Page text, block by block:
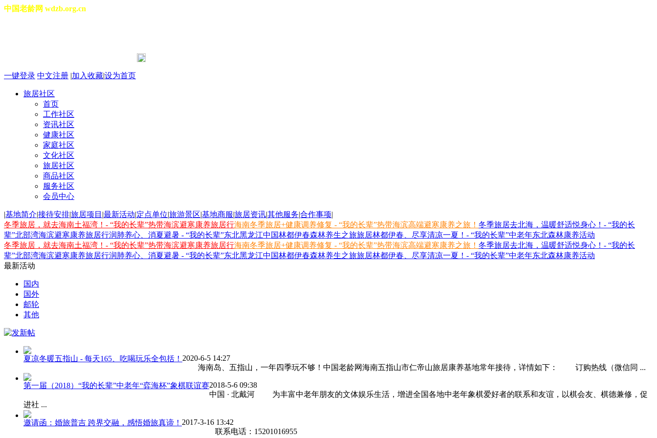
中国老龄网 wdzb.org.cn
一键登录 中文注册 |加入收藏|设为首页
旅居社区
首页
工作社区
资讯社区
健康社区
家庭社区
文化社区
旅居社区
商品社区
服务社区
会员中心
|基地简介|接待安排|旅居项目 |最新活动|定点单位|旅游景区|基地商服|旅居资讯|其他服务|合作事项|
冬季旅居，就去海南土福湾！- “我的长辈”热带海滨避寒康养旅居行海南冬季旅居+健康调养修复 - “我的长辈”热带海滨高端避寒康养之旅！ 冬季旅居去北海，温暖舒适悦身心！- “我的长
辈”北部湾海滨避寒康养旅居行润肺养心、消夏避暑 - “我的长辈”东北黑龙江中国林都伊春森林养生之旅旅居林都伊春、尽享清凉一夏！- “我的长辈”中老年东北森林康养活动
冬季旅居，就去海南土福湾！- “我的长辈”热带海滨避寒康养旅居行海南冬季旅居+健康调养修复 - “我的长辈”热带海滨高端避寒康养之旅！ 冬季旅居去北海，温暖舒适悦身心！- “我的长
辈”北部湾海滨避寒康养旅居行润肺养心、消夏避暑 - “我的长辈”东北黑龙江中国林都伊春森林养生之旅旅居林都伊春、尽享清凉一夏！- “我的长辈”中老年东北森林康养活动
最新活动
国内
国外
邮轮
其他
夏凉冬暖五指山 - 每天165、吃喝玩乐全包括！ 2020-6-5 14:27
海南岛、五指山，一年四季玩不够！中国老龄网海南五指山市仁帝山旅居康养基地常年接待，详情如下： 订购热线（微信同 ...
第一届（2018）“我的长辈”中老年“弈海杯”象棋联谊赛2018-5-6 09:38
中国 · 北戴河 为丰富中老年朋友的文体娱乐生活，增进全国各地中老年象棋爱好者的联系和友谊，以棋会友、棋德兼修，促
进社 ...
邀请函：婚旅普吉 跨界交融，感悟婚旅真谛！ 2017-3-16 13:42
联系电话：15201016955